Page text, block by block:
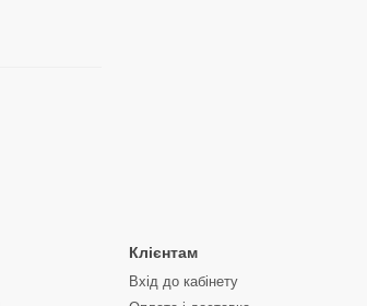
Клієнтам
Вхід до кабінету